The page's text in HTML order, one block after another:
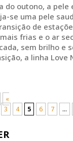
do outono, a
se uma pele
de
frias e o ar
sem brilho e
a linha Love
«
3 4 5 6 7 ...